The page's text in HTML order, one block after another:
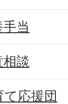
当
談
て応援団